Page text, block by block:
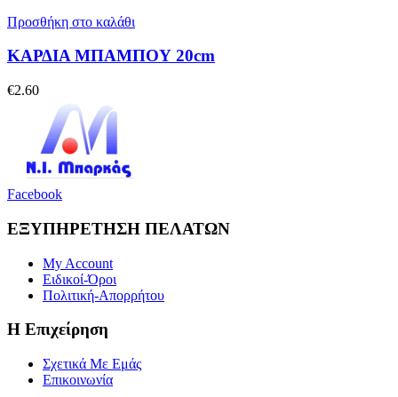
Προσθήκη στο καλάθι
ΚΑΡΔΙΑ ΜΠΑΜΠΟΥ 20cm
€2.60
Facebook
ΕΞΥΠΗΡΕΤΗΣΗ ΠΕΛΑΤΩΝ
My Account
Ειδικοί-Όροι
Πολιτική-Απορρήτου
Η Επιχείρηση
Σχετικά Με Εμάς
Επικοινωνία